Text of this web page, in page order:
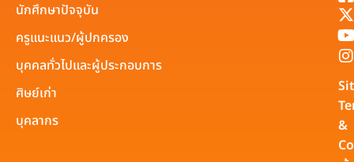
นักศึกษาปัจจุบัน
ครูแนะแนว/ผู้ปกครอง
บุคคลทั่วไปและผู้ประกอบการ
ศิษย์เก่า
บุคลากร
&